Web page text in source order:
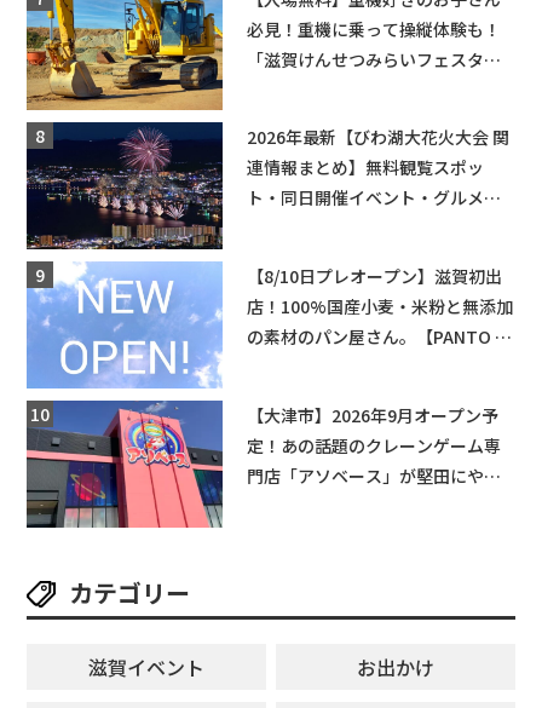
必見！重機に乗って操縦体験も！
「滋賀けんせつみらいフェスタ
2026年最新【びわ湖大花火大会 関
連情報まとめ】無料観覧スポッ
ト・同日開催イベント・グルメマ
【8/10日プレオープン】滋賀初出
店！100%国産小麦・米粉と無添加
の素材のパン屋さん。【PANTO 草
【大津市】2026年9月オープン予
定！あの話題のクレーンゲーム専
門店「アソベース」が堅田にやっ
カテゴリー
滋賀イベント
お出かけ